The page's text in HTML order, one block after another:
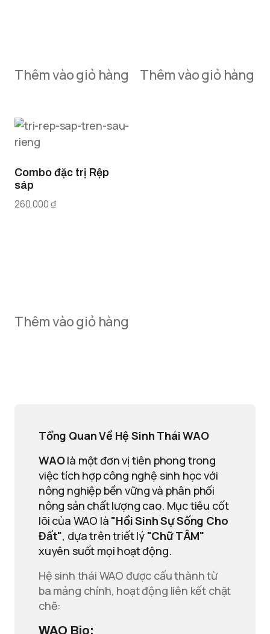
Thêm vào giỏ hàng Thêm vào giỏ hàng
Combo đặc trị Rệp
sáp
260,000₫
Thêm vào giỏ hàng
Tổng Quan Về Hệ Sinh Thái WAO
WAOlà một đơn vị tiên phong trong
việc tích hợp công nghệ sinh học với
nông nghiệp bền vững và phân phối
nông sản chất lượng cao. Mục tiêu cốt
lõi của WAO là "Hồi Sinh Sự Sống Cho
Đất", dựa trên triết lý "Chữ TÂM"
xuyên suốt mọi hoạt động.
Hệ sinh thái WAO được cấu thành từ
ba mảng chính, hoạt động liên kết chặt
chẽ:
WAO Bio: